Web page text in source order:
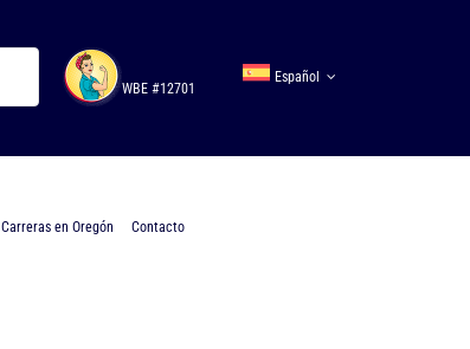
WBE #12701
Español
Carreras en Oregón
Contacto